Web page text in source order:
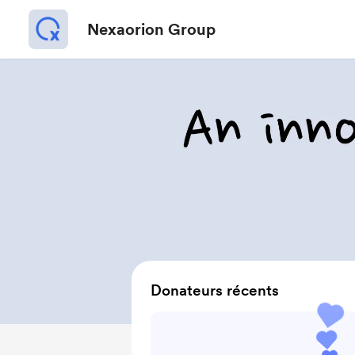
Nexaorion Group
Donateurs récents